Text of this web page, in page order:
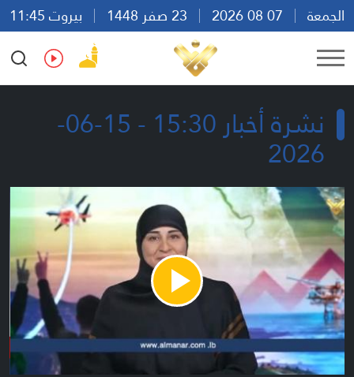
الجمعة
بيروت 11:45
Ar
En Fr Es
نشرة أخبار 15:30 - 15-06-
2026
Play
Video